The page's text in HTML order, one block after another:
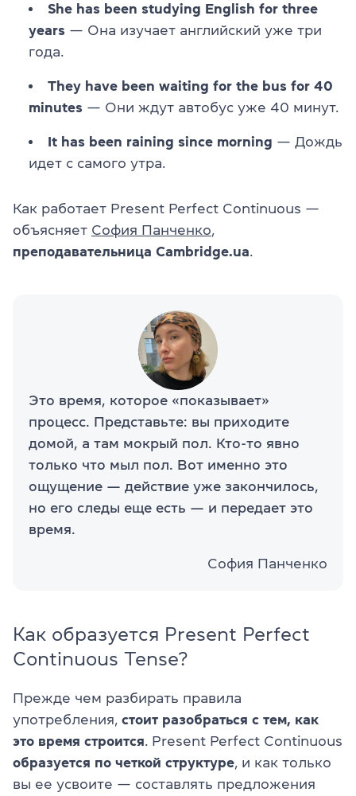
She has been studying English for three
years — Она изучает английский уже три
года.
They have been waiting for the bus for 40
minutes — Они ждут автобус уже 40 минут.
It has been raining since morning — Дождь
идет с самого утра.
Как работает Present Perfect Continuous —
объясняет София Панченко
преподавательница Cambridge.ua
Это время, которое «показывает»
процесс. Представьте: вы приходите
домой, а там мокрый пол. Кто-то явно
только что мыл пол. Вот именно это
ощущение — действие уже закончилось,
но его следы еще есть — и передает это
время.
София Панченко
Как образуется Present Perfect
Continuous Tense?
Прежде чем разбирать правила
употребления, стоит разобраться с тем, как
это время строится . Present Perfect Continuous
образуется по четкой структуре , и как только
вы ее усвоите — составлять предложения